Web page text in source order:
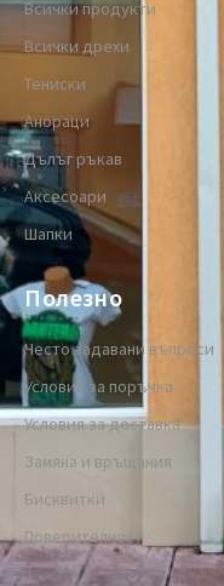
Всички продукти
Всички дрехи
Тениски
Анораци
Дълъг ръкав
Аксесоари
Шапки
Полезно
Често задавани въпроси
Условия за поръчка
Условия за доставка
Замяна и връщания
Бисквитки
Поверителност